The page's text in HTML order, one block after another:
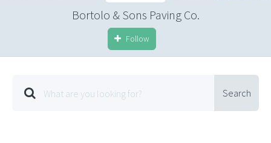
Bortolo & Sons Paving Co.
Follow
Search